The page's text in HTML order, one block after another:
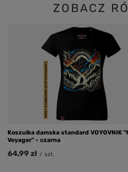
ZOBACZ
Koszulka damska standard VOYOVNIK
Voyager" - czarna
64,99 zł / szt.